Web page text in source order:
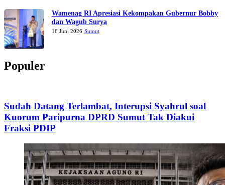
Wamenag RI Apresiasi Kekompakan Gubernur Bobby
dan Wagub Surya
16 Juni 2026 Sumut
Populer
Sudah Datang Terlambat, Interupsi Syahrul soal
Kuorum Paripurna DPRD Sumut Tak Diakui
Fraksi PDIP